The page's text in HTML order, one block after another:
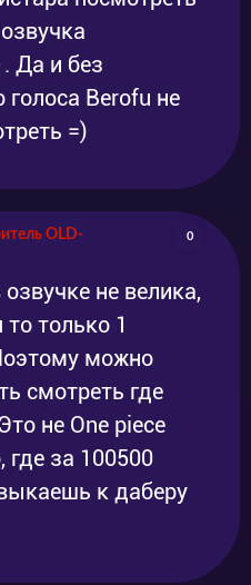
Да и без
голоса Berofu не
=)
OLD-
0
не велика,
только 1
можно
смотреть где
не One piece
где за 100500
к даберу